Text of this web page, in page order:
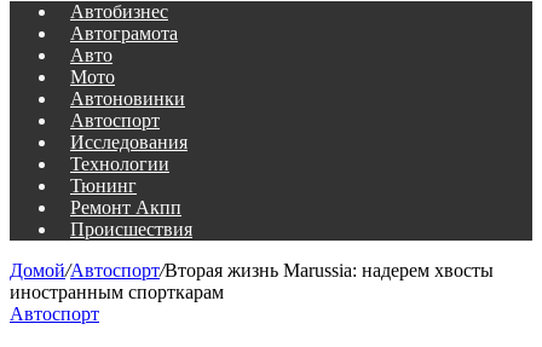
Автобизнес
Автограмота
Авто
Мото
Автоновинки
Автоспорт
Исследования
Технологии
Тюнинг
Ремонт Акпп
Происшествия
Домой/Автоспорт/Вторая жизнь Marussia: надерем хвосты
иностранным спорткарам
Автоспорт